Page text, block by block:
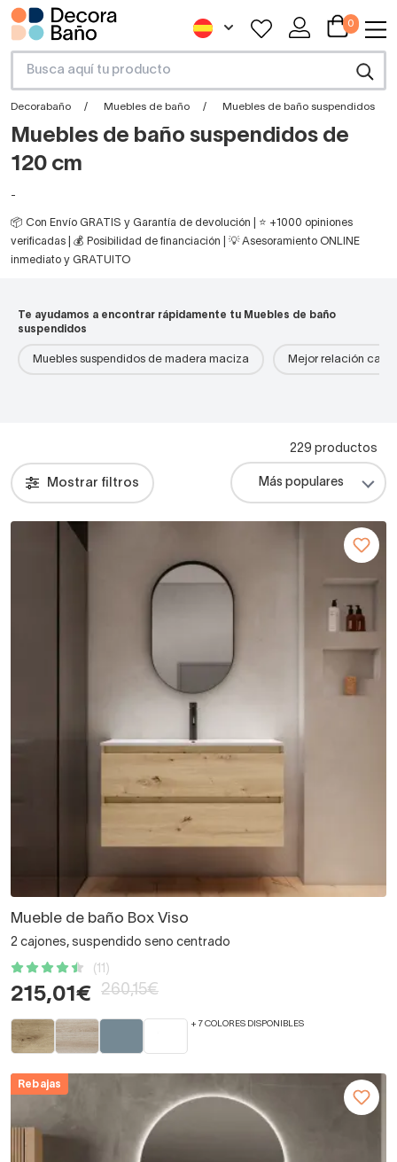
0
Decorabaño Muebles de baño Muebles de baño suspendidos
Muebles de baño suspendidos de
120 cm
-
📦 Con Envío GRATIS y Garantía de devolución | ⭐ +1000 opiniones
verificadas | 💰 Posibilidad de financiación | 💡 Asesoramiento ONLINE
inmediato y GRATUITO
Te ayudamos a encontrar rápidamente tu Muebles de baño
suspendidos
Muebles suspendidos de madera maciza Mejor relación
Mostrar filtros
229 productos
Mueble de baño Box Viso
2 cajones, suspendido seno centrado
(11)
215,01€ 260,15€
+ 7 COLORES DISPONIBLES
Rebajas